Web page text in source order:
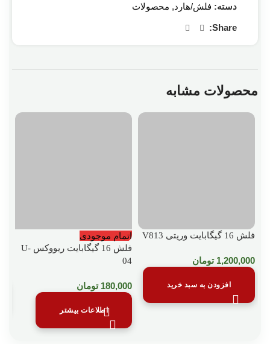
دسته: فلش/هارد, محصولات
Share:
محصولات مشابه
فلش 16 گیگابایت وریتی V813
1,200,000 تومان
افزودن به سبد خرید
اتمام موجودی
فلش 16 گیگابایت ریووکس U-
04
180,000 تومان
اطلاعات بیشتر